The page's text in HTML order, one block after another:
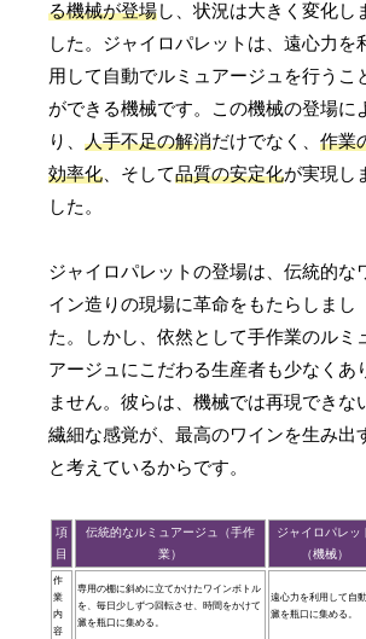
る機械が登場し、状況は大きく変化し
した。ジャイロパレットは、遠心力を
用して自動でルミュアージュを行うこ
ができる機械です。この機械の登場に
り、人手不足の解消だけでなく、作業
効率化、そして品質の安定化が実現し
した。
ジャイロパレットの登場は、伝統的な
イン造りの現場に革命をもたらしまし
た。しかし、依然として手作業のルミ
アージュにこだわる生産者も少なくあ
ません。彼らは、機械では再現できな
繊細な感覚が、最高のワインを生み出
と考えているからです。
項
目
伝統的なルミュアージュ（手作
業）
ジャイロパレッ
（機械）
作
業
内
容
専用の棚に斜めに立てかけたワインボトル
を、毎日少しずつ回転させ、時間をかけて
澱を瓶口に集める。
遠心力を利用して自
澱を瓶口に集める。